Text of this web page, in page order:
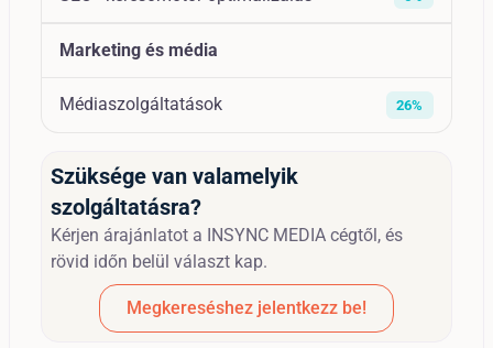
Marketing és média
Médiaszolgáltatások 26%
Szüksége van valamelyik
szolgáltatásra?
Kérjen árajánlatot a INSYNC MEDIA cégtől, és
rövid időn belül választ kap.
Megkereséshez jelentkezz be!